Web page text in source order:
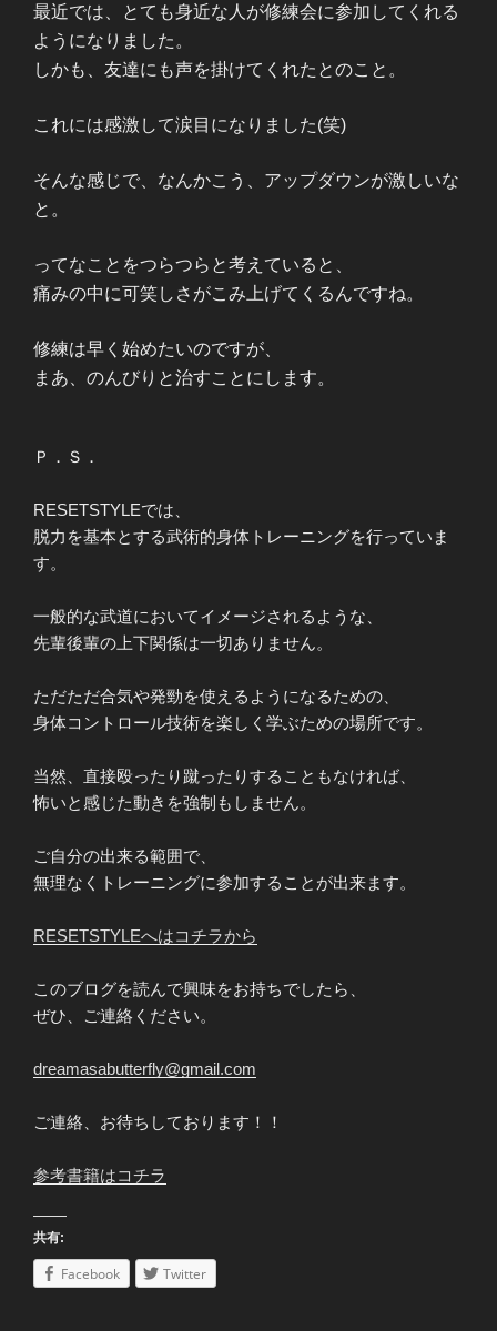
最近では、とても身近な人が修練会に参加してくれる
ようになりました。
しかも、友達にも声を掛けてくれたとのこと。
これには感激して涙目になりました(笑)
そんな感じで、なんかこう、アップダウンが激しいな
と。
ってなことをつらつらと考えていると、
痛みの中に可笑しさがこみ上げてくるんですね。
修練は早く始めたいのですが、
まあ、のんびりと治すことにします。
Ｐ．Ｓ．
RESETSTYLEでは、
脱力を基本とする武術的身体トレーニングを行っていま
す。
一般的な武道においてイメージされるような、
先輩後輩の上下関係は一切ありません。
ただただ合気や発勁を使えるようになるための、
身体コントロール技術を楽しく学ぶための場所です。
当然、直接殴ったり蹴ったりすることもなければ、
怖いと感じた動きを強制もしません。
ご自分の出来る範囲で、
無理なくトレーニングに参加することが出来ます。
RESETSTYLEへはコチラから
このブログを読んで興味をお持ちでしたら、
ぜひ、ご連絡ください。
dreamasabutterfly@gmail.com
ご連絡、お待ちしております！！
参考書籍はコチラ
共有:
Facebook Twitter